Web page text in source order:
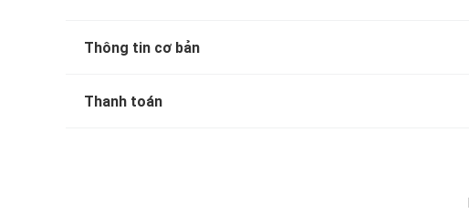
Thông tin cơ bản
Thanh toán